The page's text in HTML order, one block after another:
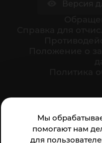
Мы
помогают нам
для